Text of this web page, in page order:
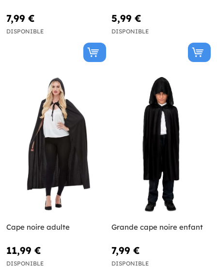
7,99 €
DISPONIBLE
5,99 €
DISPONIBLE
Cape noire adulte
11,99 €
DISPONIBLE
Grande cape noire enfant
7,99 €
DISPONIBLE